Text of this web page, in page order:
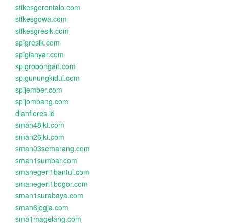
stikesgorontalo.com
stikesgowa.com
stikesgresik.com
spigresik.com
spigianyar.com
spigrobongan.com
spigunungkidul.com
spijember.com
spijombang.com
dianflores.id
sman48jkt.com
sman26jkt.com
sman03semarang.com
sman1sumbar.com
smanegeri1bantul.com
smanegeri1bogor.com
sman1surabaya.com
sman6jogja.com
sma1magelang.com